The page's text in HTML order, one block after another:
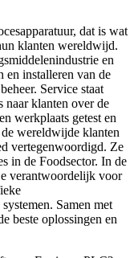
dat is wat
klanten wereldwijd.
en
en installeren van de
Service staat
naar klanten over de
werkplaats getest en
wereldwijde klanten
vertegenwoordigd. Ze
in de Foodsector. In de
verantwoordelijk voor
Samen met
beste oplossingen en